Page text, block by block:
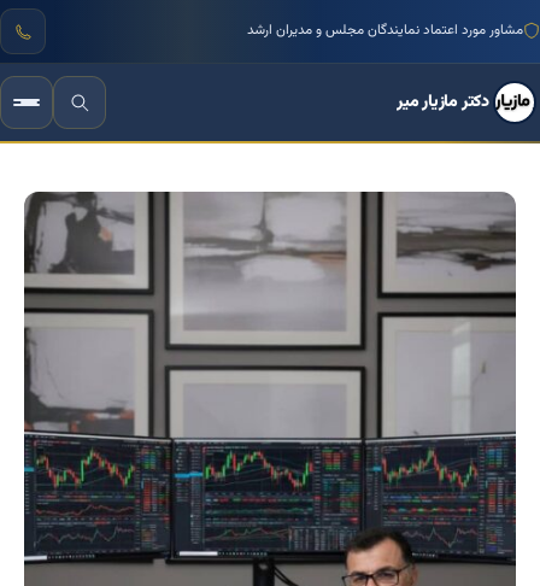
منتور بیش از ۱۰۰۰ کسب‌وکار ایرانی
دکتر مازیار میر